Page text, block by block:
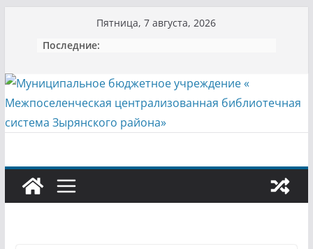
содержимому
Пятница, 7 августа, 2026
Последние: